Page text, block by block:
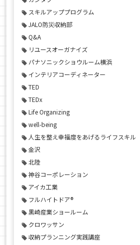
スキルアッププログラム
JALO防災収納部
Q&A
リユースオーガナイズ
パナソニックショウルーム横浜
インテリアコーディネーター
TED
TEDx
Life Organizing
well-being
人生を整え幸福度をあげるライフスキル
金沢
北陸
神谷コーポレーション
アイカ工業
フルハイトドア®
黒崎産業ショールーム
クロワッサン
収納プランニング実践講座